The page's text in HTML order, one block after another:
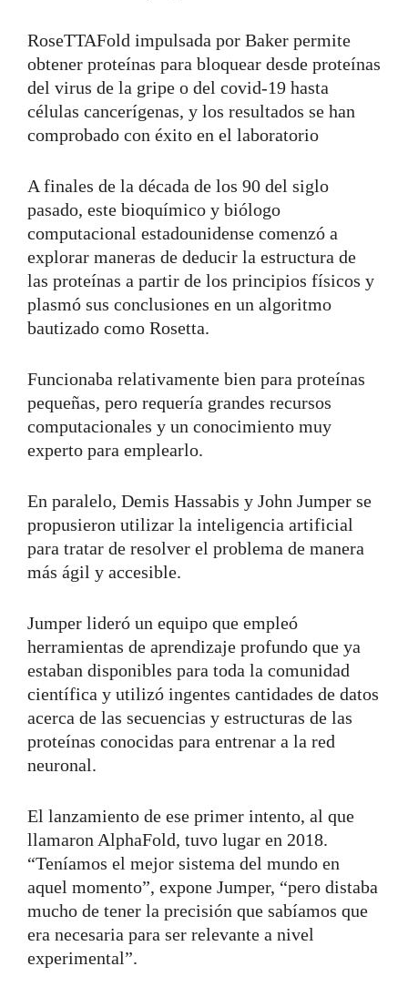
RoseTTAFold impulsada por Baker permite
obtener proteínas para bloquear desde proteínas
del virus de la gripe o del covid-19 hasta
células cancerígenas, y los resultados se han
comprobado con éxito en el laboratorio
A finales de la década de los 90 del siglo
pasado, este bioquímico y biólogo
computacional estadounidense comenzó a
explorar maneras de deducir la estructura de
las proteínas a partir de los principios físicos y
plasmó sus conclusiones en un algoritmo
bautizado como Rosetta.
Funcionaba relativamente bien para proteínas
pequeñas, pero requería grandes recursos
computacionales y un conocimiento muy
experto para emplearlo.
En paralelo, Demis Hassabis y John Jumper se
propusieron utilizar la inteligencia artificial
para tratar de resolver el problema de manera
más ágil y accesible.
Jumper lideró un equipo que empleó
herramientas de aprendizaje profundo que ya
estaban disponibles para toda la comunidad
científica y utilizó ingentes cantidades de datos
acerca de las secuencias y estructuras de las
proteínas conocidas para entrenar a la red
neuronal.
El lanzamiento de ese primer intento, al que
llamaron AlphaFold, tuvo lugar en 2018.
“Teníamos el mejor sistema del mundo en
aquel momento”, expone Jumper, “pero distaba
mucho de tener la precisión que sabíamos que
era necesaria para ser relevante a nivel
experimental”.